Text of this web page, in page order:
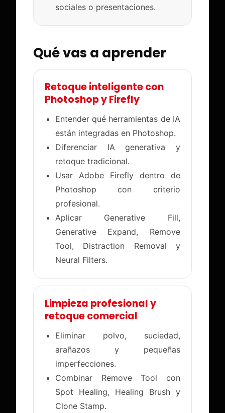
sociales o presentaciones.
Qué vas a aprender
Retoque inteligente con
Photoshop y Firefly
Entender qué herramientas de IA
están integradas en Photoshop.
Diferenciar IA generativa y
retoque tradicional.
Usar Adobe Firefly dentro de
Photoshop con criterio
profesional.
Aplicar Generative Fill,
Generative Expand, Remove
Tool, Distraction Removal y
Neural Filters.
Limpieza profesional y
retoque comercial
Eliminar polvo, suciedad,
arañazos y pequeñas
imperfecciones.
Combinar Remove Tool con
Spot Healing, Healing Brush y
Clone Stamp.